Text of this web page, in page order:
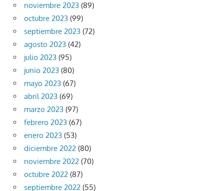
noviembre 2023 (89)
octubre 2023 (99)
septiembre 2023 (72)
agosto 2023 (42)
julio 2023 (95)
junio 2023 (80)
mayo 2023 (67)
abril 2023 (69)
marzo 2023 (97)
febrero 2023 (67)
enero 2023 (53)
diciembre 2022 (80)
noviembre 2022 (70)
octubre 2022 (87)
septiembre 2022 (55)